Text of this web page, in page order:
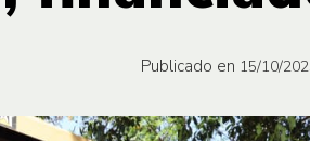
Publicado en 15/10/